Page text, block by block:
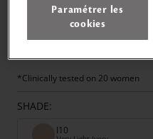
1 review
delivers flawless coverage with a
*Clinically tested on 20 women
SHADE:
I10
Paramétrer les
cookies